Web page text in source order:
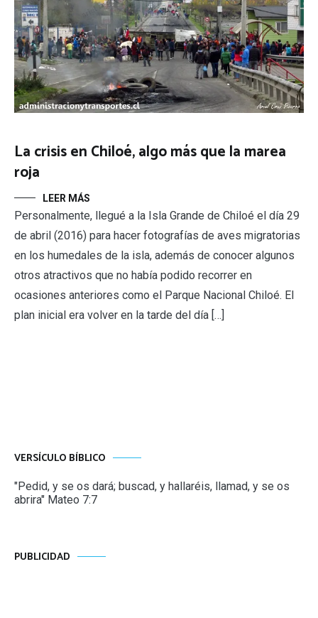
La crisis en Chiloé, algo más que la marea
roja
LEER MÁS
Personalmente, llegué a la Isla Grande de Chiloé el día 29
de abril (2016) para hacer fotografías de aves migratorias
en los humedales de la isla, además de conocer algunos
otros atractivos que no había podido recorrer en
ocasiones anteriores como el Parque Nacional Chiloé. El
plan inicial era volver en la tarde del día […]
VERSÍCULO BÍBLICO
"Pedid, y se os dará; buscad, y hallaréis, llamad, y se os
abrira" Mateo 7:7
PUBLICIDAD